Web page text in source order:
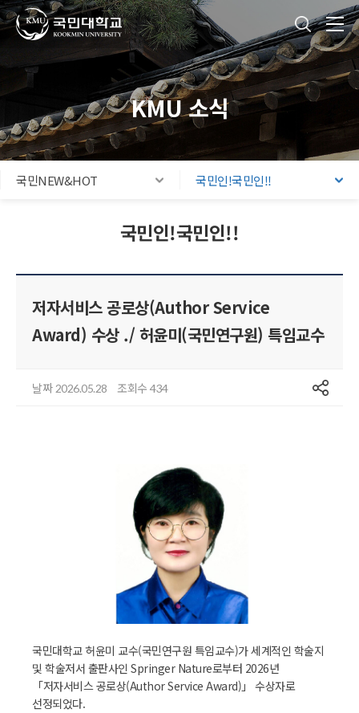
주메뉴 바로가기
본문내용 바로가기
푸터 바로가기
국민대학교
KMU 소식
국민NEW&HOT 국민인!국민인!!
국민인!국민인!!
저자서비스 공로상(Author Service
Award) 수상 ./ 허윤미(국민연구원) 특임교수
날짜 2026.05.28 조회수 434 공유
국민대학교 허윤미 교수(국민연구원 특임교수)가 세계적인 학술지
및 학술저서 출판사인 Springer Nature로부터 2026년
「저자서비스 공로상(Author Service Award)」 수상자로
선정되었다.